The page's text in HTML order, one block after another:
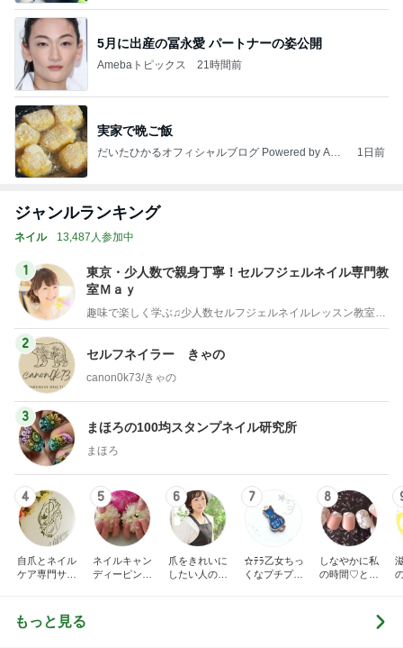
5月に出産の冨永愛 パートナーの姿公開
Amebaトピックス 21時間前
実家で晩ご飯
だいたひかるオフィシャルブログ Powered by Ame
1日前
ジャンルランキング
ネイル 13,487人参加中
1
東京・少人数で親身丁寧！セルフジェルネイル専門教
室Ｍａｙ
趣味で楽しく学ぶ♫少人数セルフジェルネイルレッスン教室・東京
2
セルフネイラー きゃの
canon0k73/きゃの
3
まほろの100均スタンプネイル研究所
まほろ
4
自爪とネイル
ケア専門サロ
ログ
5
ネイルキャン
ディーピンク
6
爪をきれいに
したい人のた
7
☆ﾃﾗ乙女ちっ
くなプチプラ
8
しなやかに私
の時間♡とき
もっと見る